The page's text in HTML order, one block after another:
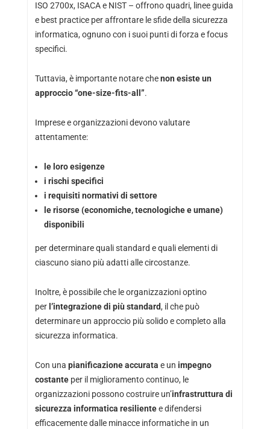
ISO 2700x, ISACA e NIST – offrono quadri, linee guida
e best practice per affrontare le sfide della sicurezza
informatica, ognuno con i suoi punti di forza e focus
specifici.
Tuttavia, è importante notare chenon esiste un
approccio “one-size-fits-all”.
Imprese e organizzazioni devono valutare
attentamente:
le loro esigenze
i rischi specifici
i requisiti normativi di settore
le risorse (economiche, tecnologiche e umane)
disponibili
per determinare quali standard e quali elementi di
ciascuno siano più adatti alle circostanze.
Inoltre, è possibile che le organizzazioni optino
perl’integrazione di più standard, il che può
determinare un approccio più solido e completo alla
sicurezza informatica.
Con una pianificazione accurata e un impegno
costanteper il miglioramento continuo, le
organizzazioni possono costruire un’infrastruttura di
sicurezza informatica resilientee difendersi
efficacemente dalle minacce informatiche in un